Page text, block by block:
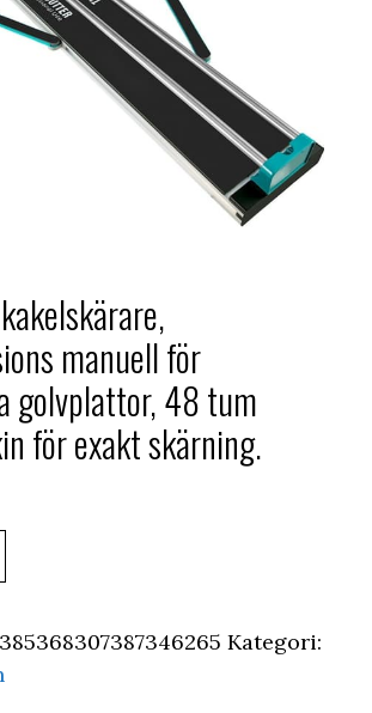
manuell för
golvplattor, 48 tum
för exakt skärning.
Kategori: